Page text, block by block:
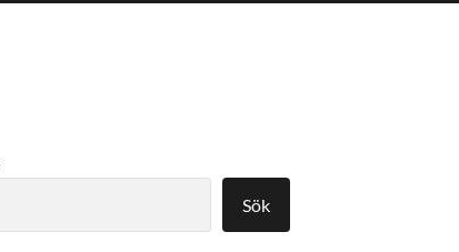
Sök